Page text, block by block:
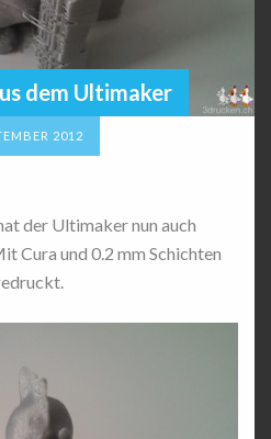
dem Ultimaker
2012
der Ultimaker nun auch
Cura und 0.2 mm Schichten